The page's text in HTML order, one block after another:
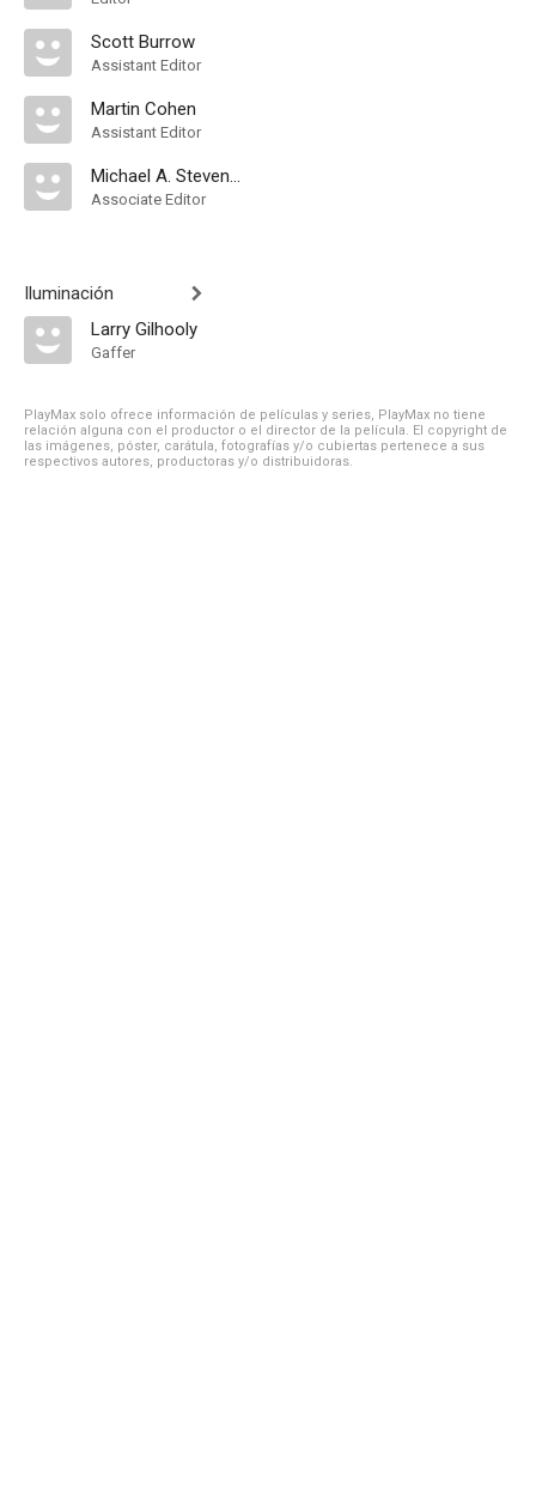
Scott Burrow
Assistant Editor
Martin Cohen
Assistant Editor
Michael A. Stevenson
Associate Editor
Iluminación
Larry Gilhooly
Gaffer
PlayMax solo ofrece información de películas y series, PlayMax no tiene
relación alguna con el productor o el director de la película. El copyright de
las imágenes, póster, carátula, fotografías y/o cubiertas pertenece a sus
respectivos autores, productoras y/o distribuidoras.